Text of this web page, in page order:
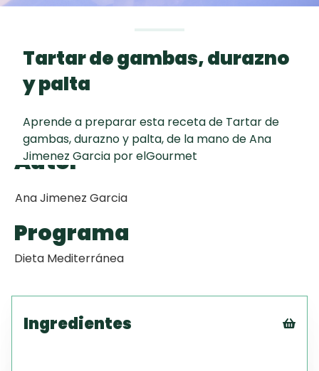
Galletas con
Raspaditas
Mendocinas
Tartar de gambas, durazno
y palta
Aprende a preparar esta receta de Tartar de
gambas, durazno y palta, de la mano de Ana
Jimenez Garcia por elGourmet
Autor
Ana Jimenez Garcia
Programa
Dieta Mediterránea
Ingredientes